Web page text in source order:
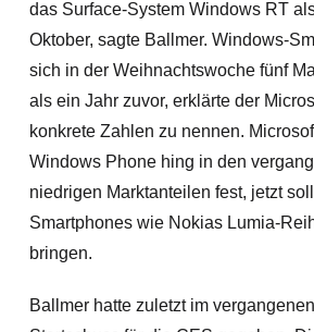
das Surface-System Windows RT
Oktober, sagte Ballmer. Windows-
sich in der Weihnachtswoche fünf
als ein Jahr zuvor, erklärte der
konkrete Zahlen zu nennen.
Windows Phone hing in den
niedrigen Marktanteilen fest, jetzt
Smartphones wie Nokias Lumia-
bringen.
Ballmer hatte zuletzt im